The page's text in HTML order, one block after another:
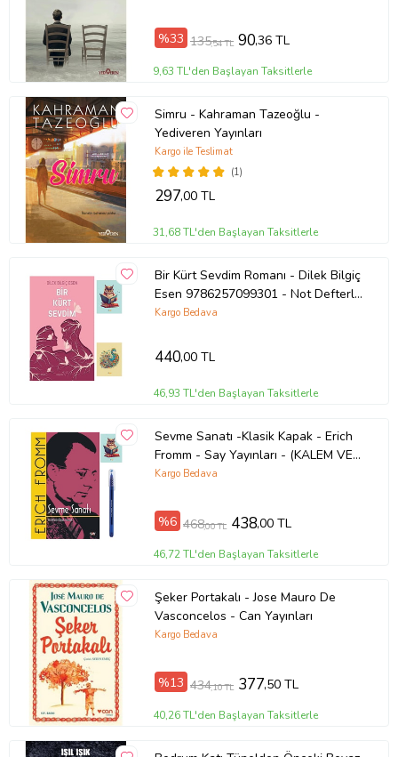
Yazar: Yaşar Kuru
Basım Yılı: 2020
Kapak Türü: Karton Kapak
Sayfa Sayısı: 340
Kağıt Cinsi: 2. Hamur
Çevirmen:
Ürün Kodu:kcm56855189
%33 135,54 TL 90,36 TL
9,63 TL'den Başlayan Taksitlerle
Simru - Kahraman Tazeoğlu -
Yediveren Yayınları
(1)
Kargo ile Teslimat
297,00 TL
31,68 TL'den Başlayan Taksitlerle
Bir Kürt Sevdim Romanı - Dilek Bilgiç
Esen 9786257099301 - Not Defterli
Seti (Renksiz)
Kargo Bedava
440,00 TL
46,93 TL'den Başlayan Taksitlerle
Sevme Sanatı -Klasik Kapak - Erich
Fromm - Say Yayınları - (KALEM VE
NOT DEFTERLİ) (Renksiz)
Kargo Bedava
%6 468,00 TL 438,00 TL
46,72 TL'den Başlayan Taksitlerle
Şeker Portakalı - Jose Mauro De
Vasconcelos - Can Yayınları
Kargo Bedava
%13 434,10 TL 377,50 TL
40,26 TL'den Başlayan Taksitlerle